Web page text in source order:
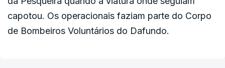
INDISPONÍVEL
capotou. Os operacionais faziam parte do Corpo
de Bombeiros Voluntários do Dafundo.